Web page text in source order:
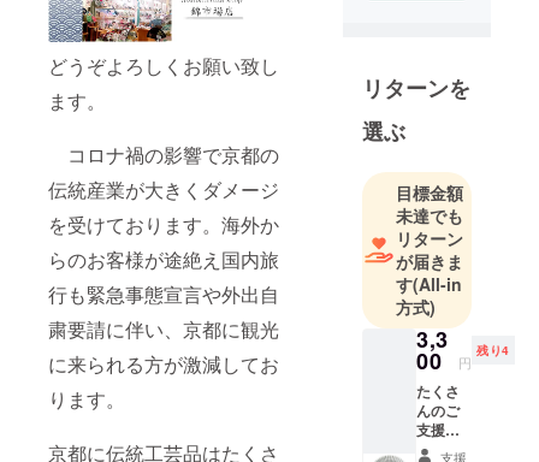
どうぞよろしくお願い致し
ます。
コロナ禍の影響で京都の
伝統産業が大きくダメージ
を受けております。海外か
らのお客様が途絶え国内旅
行も緊急事態宣言や外出自
粛要請に伴い、京都に観光
に来られる方が激減してお
ります。
京都に伝統工芸品はたくさ
リターンを
選ぶ
目標金額
未達でも
リターン
が届きま
す(All-in
方式)
3,3
00 円
残り4
たくさ
んのご
支援あ
りがと
支援